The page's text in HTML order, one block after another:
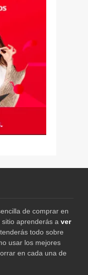
de comprar en
aprenderás a ver
todo sobre
usar los mejores
en cada una de